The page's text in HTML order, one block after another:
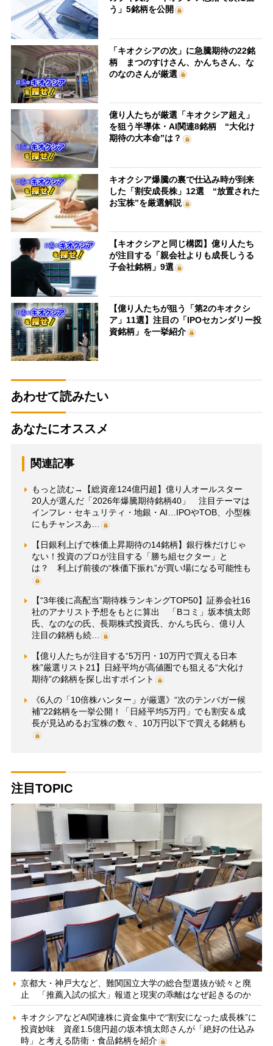
う」5銘柄を公開
「キオクシアの次」に急騰期待の22銘
柄 まつのすけさん、かんちさん、な
のなのさんが厳選
億り人たちが厳選「キオクシア超え」
を狙う半導体・AI関連8銘柄 “大化け
期待の大本命”は？
キオクシア爆騰の裏で仕込み時が到来
した「割安成長株」12選 “放置された
お宝株”を厳選解説
【キオクシアと同じ構図】億り人たち
が注目する「親会社よりも成長しうる
子会社銘柄」9選
【億り人たちが狙う「第2のキオクシ
ア」11選】注目の「IPOセカンダリー投
資銘柄」を一挙紹介
あわせて読みたい
あなたにオススメ
関連記事
もっと読む→【総資産124億円超】億り人オールスター
20人が選んだ「2026年爆騰期待銘柄40」 注目テーマは
インフレ・セキュリティ・地銀・AI…IPOやTOB、小型株
にもチャンスあ…
【日銀利上げで株価上昇期待の14銘柄】銀行株だけじゃ
ない！投資のプロが注目する「勝ち組セクター」と
は？ 利上げ前後の“株価下振れ”が買い場になる可能性も
【“3年後に高配当”期待株ランキングTOP50】証券会社16
社のアナリスト予想をもとに算出 「Bコミ」坂本慎太郎
氏、なのなの氏、長期株式投資氏、かんち氏ら、億り人
注目の銘柄も続…
【億り人たちが注目する“5万円・10万円で買える日本
株”厳選リスト21】日経平均が高値圏でも狙える“大化け
期待”の銘柄を探し出すポイント
《6人の「10倍株ハンター」が厳選》“次のテンバガー候
補”22銘柄を一挙公開！「日経平均5万円」でも割安＆成
長が見込めるお宝株の数々、10万円以下で買える銘柄も
注目TOPIC
京都大・神戸大など、難関国立大学の総合型選抜が続々と廃
止 「推薦入試の拡大」報道と現実の乖離はなぜ起きるのか
キオクシアなどAI関連株に資金集中で“割安になった成長株”に
投資妙味 資産1.5億円超の坂本慎太郎さんが「絶好の仕込み
時」と考える防衛・食品銘柄を紹介